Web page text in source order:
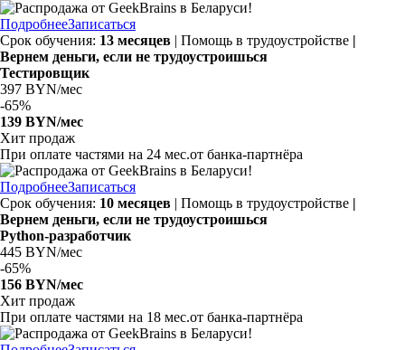
ПодробнееЗаписаться
Срок обучения: 13 месяцев | Помощь в трудоустройстве |
Вернем деньги, если не трудоустроишься
Тестировщик
397 BYN/мес
-65%
139 BYN/мес
Хит продаж
При оплате частями на 24 мес.от банка-партнёра
ПодробнееЗаписаться
Срок обучения: 10 месяцев | Помощь в трудоустройстве |
Вернем деньги, если не трудоустроишься
Python-разработчик
445 BYN/мес
-65%
156 BYN/мес
Хит продаж
При оплате частями на 18 мес.от банка-партнёра